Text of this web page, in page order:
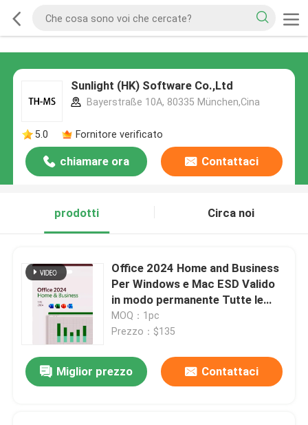
Sunlight (HK) Software Co.,Ltd
Bayerstraße 10A, 80335 München,Cina
5.0 Fornitore verificato
chiamare ora Contattaci
prodotti Circa noi
Office 2024 Home and Business
Per Windows e Mac ESD Valido
in modo permanente Tutte le
lingue
MOQ：1pc
Prezzo：$135
Miglior prezzo Contattaci